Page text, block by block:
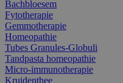
Bachbloesem
Fytotherapie
Gemmotherapie
Homeopathie
Tubes Granules-Globuli
Tandpasta homeopathie
Micro-immunotherapie
Kruidenthee